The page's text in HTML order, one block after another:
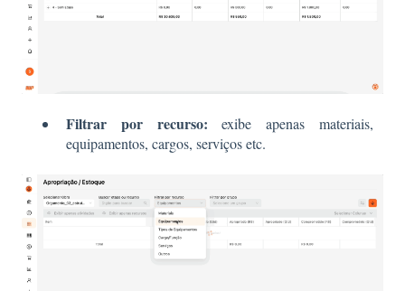
Filtrar por recurso: exibe apenas materiais,
equipamentos, cargos, serviços etc.